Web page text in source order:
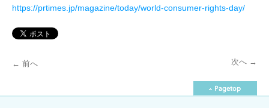
https://prtimes.jp/magazine/today/world-consumer-rights-day/
投
← 前へ 次へ →